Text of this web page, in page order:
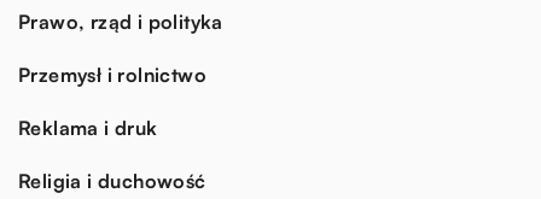
Prawo, rząd i polityka
Przemysł i rolnictwo
Reklama i druk
Religia i duchowość